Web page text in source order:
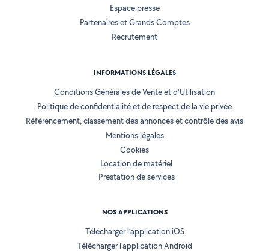
Espace presse
Partenaires et Grands Comptes
Recrutement
INFORMATIONS LÉGALES
Conditions Générales de Vente et d'Utilisation
Politique de confidentialité et de respect de la vie privée
Référencement, classement des annonces et contrôle des avis
Mentions légales
Cookies
Location de matériel
Prestation de services
NOS APPLICATIONS
Télécharger l’application iOS
Télécharger l’application Android